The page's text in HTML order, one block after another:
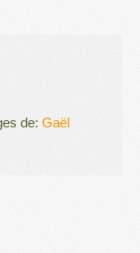
de: Gaël